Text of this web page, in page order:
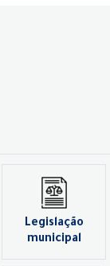
Legislação
municipal